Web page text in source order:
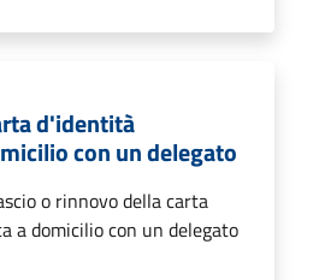
d'identità
con un delegato
o rinnovo della carta
a domicilio con un delegato